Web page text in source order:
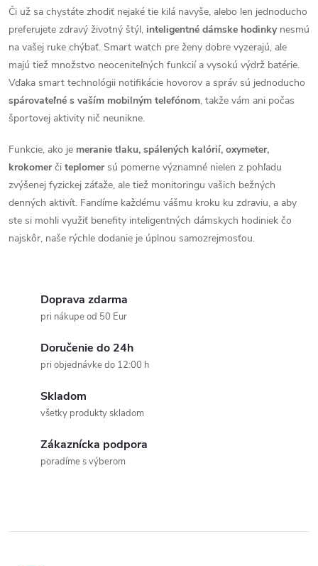
v
l
á
d
a
c
i
e
p
u
Či už sa chystáte zhodiť nejaké tie kilá navyše, alebo len jednoducho
preferujete zdravý životný štýl, inteligentné dámske hodinkynesmú
na vašej ruke chýbať. Smart watch pre ženy dobre vyzerajú, ale
majú tiež množstvo neoceniteľných funkcií a vysokú výdrž batérie.
Vďaka smart technológii notifikácie hovorov a správ sú jednoducho
spárovateľné s vaším mobilným telefónom, takže vám ani počas
športovej aktivity nič neunikne.
Funkcie, ako je meranie tlaku, spálených kalórií, oxymeter,
krokomerči teplomersú pomerne významné nielen z pohľadu
zvýšenej fyzickej záťaže, ale tiež monitoringu vašich bežných
denných aktivít. Fandíme každému vášmu kroku ku zdraviu, a aby
ste si mohli využiť benefity inteligentných dámskych hodiniek čo
najskôr, naše rýchle dodanie je úplnou samozrejmosťou.
Doprava zdarma
pri nákupe od 50 Eur
Doručenie do 24h
pri objednávke do 12:00 h
Skladom
všetky produkty skladom
Zákaznícka podpora
poradíme s výberom